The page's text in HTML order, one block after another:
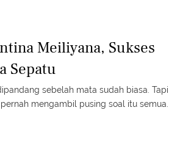
Meiliyana, Sukses
Sepatu
sebelah mata sudah biasa. Tapi
mengambil pusing soal itu semua.